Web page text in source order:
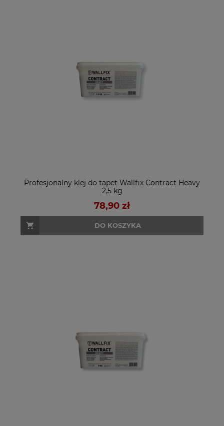
Profesjonalny klej do tapet Wallfix Contract Heavy
2,5 kg
78,90 zł
DO KOSZYKA